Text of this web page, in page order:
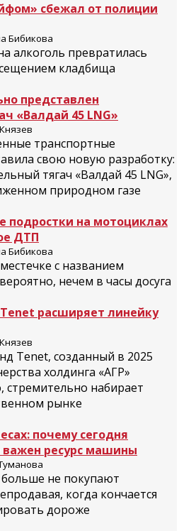
сбежал от полиции
Бибикова
алкоголь превратилась
кладбища
представлен
«Валдай 45 LNG»
транспортные
свою новую разработку:
тягач «Валдай 45 LNG»,
природном газе
подростки на мотоциклах
ДТП
Бибикова
с названием
нечем в часы досуга
расширяет линейку
Tenet, созданный в 2025
холдинга «АГР»
набирает
рынке
почему сегодня
важен ресурс машины
не покупают
когда кончается
дороже